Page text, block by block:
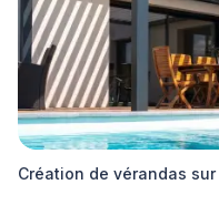
Création de vérandas sur